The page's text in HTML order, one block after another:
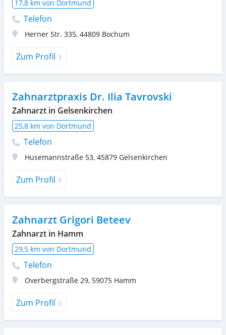
17,8 km von Dortmund
Telefon
Herner Str. 335, 44809 Bochum
Zum Profil
Zahnarztpraxis Dr. Ilia Tavrovski
Zahnarzt in Gelsenkirchen
25,8 km von Dortmund
Telefon
Husemannstraße 53, 45879 Gelsenkirchen
Zum Profil
Zahnarzt Grigori Beteev
Zahnarzt in Hamm
29,5 km von Dortmund
Telefon
Overbergstraße 29, 59075 Hamm
Zum Profil